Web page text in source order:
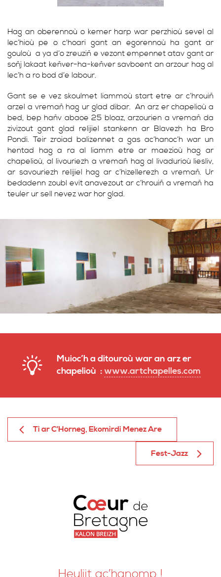
Hag an oberennoù o kemer harp war perzhioù sevel al
lec’hioù pe o c'hoari gant an egorennoù ha gant ar
gouloù a ya d’o zreuziñ e vezont empennet atav gant ar
soñj lakaat keñver-ha-keñver savboent an arzour hag al
lec’h a ro bod d’e labour.
Gant se e vez skoulmet liammoù start etre ar c’hrouiñ
arzel a vremañ hag ur glad dibar. An arz er chapelioù a
bed, bep hañv abaoe 25 bloaz, arzourien a vremañ da
zivizout gant glad relijiel stankenn ar Blavezh ha Bro
Pondi. Teir zroiad balizennet a gas ac’hanoc’h war un
hentad hag a ra al liamm etre ar maezioù hag ar
chapelioù, al livouriezh a vremañ hag al livadurioù liesliv,
ar savouriezh relijiel hag ar c’hizellerezh a vremañ. Ur
bedadenn zoubl evit anavezout ar c’hrouiñ a vremañ ha
teuler ur sell nevez war hor glad.
Muioc’h a ditouroù war an arz er
chapelioù :www.artchapelles.com
Ti ar C’Horneg, Ekomirdi Menez Are
Fest-Jazz
Heuliit ac’hanomp !